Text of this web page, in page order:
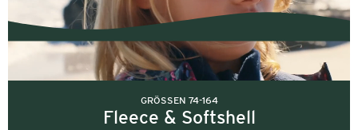
GRÖSSEN 74-164
Fleece & Softshell